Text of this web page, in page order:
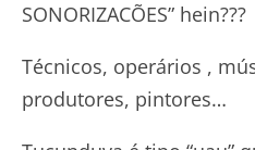
SONORIZACÕES” hein???
Técnicos, operários ,
produtores, pintores…